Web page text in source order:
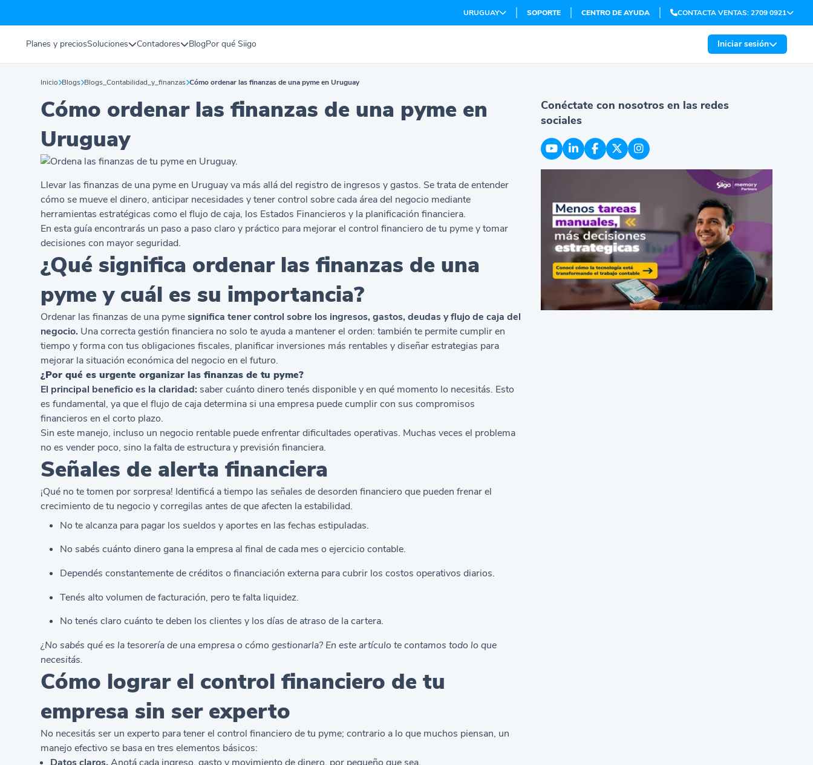
URUGUAY SOPORTE CENTRO DE AYUDA CONTACTA VENTAS: 2709 0921
Planes y preciosSoluciones Contadores BlogPor qué Siigo Iniciar sesión
Inicio Blogs Blogs_Contabilidad_y_finanzas Cómo ordenar las finanzas de una pyme en Uruguay
Cómo ordenar las finanzas de una pyme en
Uruguay
Llevar las finanzas de una pyme en Uruguay va más allá del registro de ingresos y gastos. Se trata de entender
cómo se mueve el dinero, anticipar necesidades y tener control sobre cada área del negocio mediante
herramientas estratégicas como el flujo de caja, los Estados Financieros y la planificación financiera.
En esta guía encontrarás un paso a paso claro y práctico para mejorar el control financiero de tu pyme y tomar
decisiones con mayor seguridad.
¿Qué significa ordenar las finanzas de una
pyme y cuál es su importancia?
Ordenar las finanzas de una pymesignifica tener control sobre los ingresos, gastos, deudas y flujo de caja del
negocio. Una correcta gestión financiera no solo te ayuda a mantener el orden: también te permite cumplir en
tiempo y forma con tus obligaciones fiscales, planificar inversiones más rentables y diseñar estrategias para
mejorar la situación económica del negocio en el futuro.
¿Por qué es urgente organizar las finanzas de tu pyme?
El principal beneficio es la claridad: saber cuánto dinero tenés disponible y en qué momento lo necesitás. Esto
es fundamental, ya que el flujo de caja determina si una empresa puede cumplir con sus compromisos
financieros en el corto plazo.
Sin este manejo, incluso un negocio rentable puede enfrentar dificultades operativas. Muchas veces el problema
no es vender poco, sino la falta de estructura y previsión financiera.
Señales de alerta financiera
¡Qué no te tomen por sorpresa! Identificá a tiempo las señales de desorden financiero que pueden frenar el
crecimiento de tu negocio y corregilas antes de que afecten la estabilidad.
No te alcanza para pagar los sueldos y aportes en las fechas estipuladas.
No sabés cuánto dinero gana la empresa al final de cada mes o ejercicio contable.
Dependés constantemente de créditos o financiación externa para cubrir los costos operativos diarios.
Tenés alto volumen de facturación, pero te falta liquidez.
No tenés claro cuánto te deben los clientes y los días de atraso de la cartera.
¿No sabésqué es la tesorería de una empresao cómo gestionarla? En este artículo te contamos todo lo que
necesitás.
Cómo lograr el control financiero de tu
empresa sin ser experto
No necesitás ser un experto para tener el control financiero de tu pyme; contrario a lo que muchos piensan, un
manejo efectivo se basa en tres elementos básicos:
Conéctate con nosotros en las redes
sociales